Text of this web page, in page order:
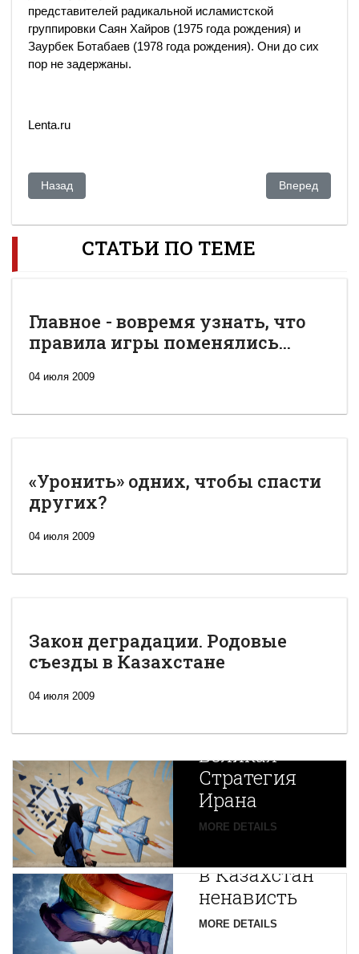
представителей радикальной исламистской
группировки Саян Хайров (1975 года рождения) и
Заурбек Ботабаев (1978 года рождения). Они до сих
пор не задержаны.
Lenta.ru
Предыдущий: Елбасы-Day. Казахстан готовится оформить
Назад Следующий:
Вперед
СТАТЬИ ПО ТЕМЕ
Главное - вовремя узнать, что
правила игры поменялись...
04 июля 2009
«Уронить» одних, чтобы спасти
других?
04 июля 2009
Закон деградации. Родовые
съезды в Казахстане
04 июля 2009
Новая
Великая
Стратегия
Ирана
MORE DETAILS
Путин
в Казахстан
ненависть
MORE DETAILS
Центральной
Азии
зарождается